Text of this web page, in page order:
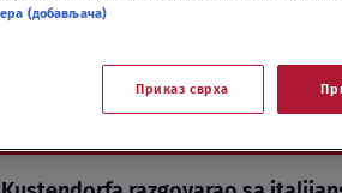
(добављача)
Приказ сврха